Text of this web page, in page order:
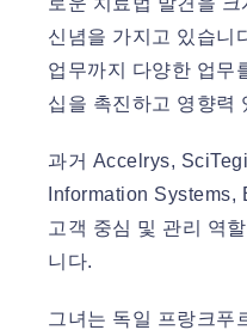
신념을 가지고 있습니
업무까지 다양한 업무
십을 촉진하고 영향력
과거 Accelrys,
Information Systems,
고객 중심 및 관리 역
니다.
그녀는 독일 프랑크푸